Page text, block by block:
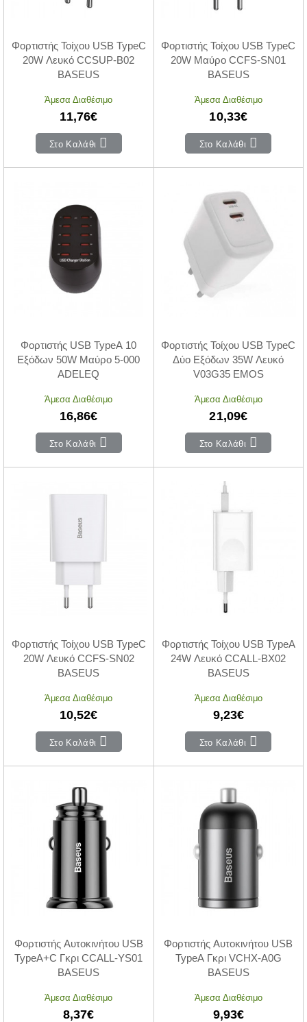
Φορτιστής Τοίχου USB TypeC
20W Λευκό CCSUP-B02
BASEUS
Άμεσα Διαθέσιμο
11,76€
Στο Καλάθι
Φορτιστής Τοίχου USB TypeC
20W Μαύρο CCFS-SN01
BASEUS
Άμεσα Διαθέσιμο
10,33€
Στο Καλάθι
Φορτιστής USB TypeA 10
Εξόδων 50W Μαύρο 5-000
ADELEQ
Άμεσα Διαθέσιμο
16,86€
Στο Καλάθι
Φορτιστής Τοίχου USB TypeC
Δύο Εξόδων 35W Λευκό
V03G35 EMOS
Άμεσα Διαθέσιμο
21,09€
Στο Καλάθι
Φορτιστής Τοίχου USB TypeC
20W Λευκό CCFS-SN02
BASEUS
Άμεσα Διαθέσιμο
10,52€
Στο Καλάθι
Φορτιστής Τοίχου USB TypeA
24W Λευκό CCALL-BX02
BASEUS
Άμεσα Διαθέσιμο
9,23€
Στο Καλάθι
Φορτιστής Αυτοκινήτου USB
TypeA+C Γκρι CCALL-YS01
BASEUS
Άμεσα Διαθέσιμο
8,37€
Φορτιστής Αυτοκινήτου USB
TypeA Γκρι VCHX-A0G
BASEUS
Άμεσα Διαθέσιμο
9,93€